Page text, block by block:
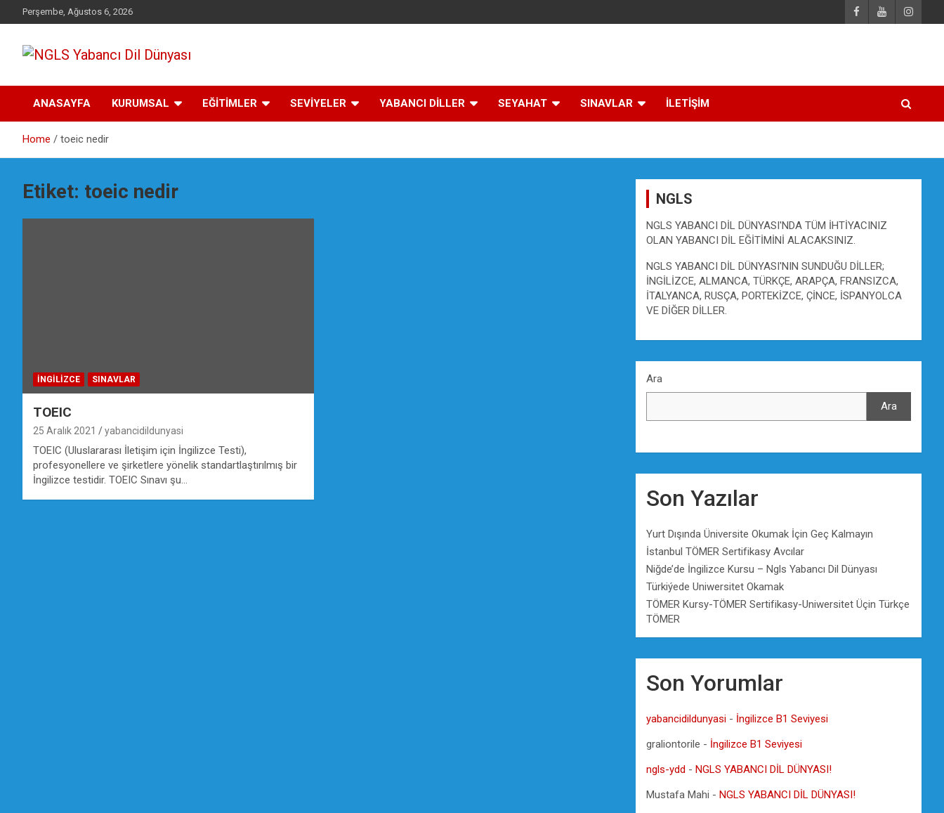
to
Perşembe, Ağustos 6, 2026
NGLS Yabancı Dil
Dünyası
ANASAYFA KURUMSAL EĞİTİMLER SEVİYELER YABANCI DİLLER SEYAHAT SINAVLAR İLETİŞİM
Home toeic nedir
Etiket: toeic nedir
İNGILIZCE SINAVLAR
TOEIC
25 Aralık 2021 yabancidildunyasi
TOEIC (Uluslararası İletişim için İngilizce Testi),
profesyonellere ve şirketlere yönelik standartlaştırılmış bir
İngilizce testidir. TOEIC Sınavı şu…
NGLS
NGLS YABANCI DİL DÜNYASI'NDA TÜM İHTİYACINIZ
OLAN YABANCI DİL EĞİTİMİNİ ALACAKSINIZ.
NGLS YABANCI DİL DÜNYASI'NIN SUNDUĞU DİLLER;
İNGİLİZCE, ALMANCA, TÜRKÇE, ARAPÇA, FRANSIZCA,
İTALYANCA, RUSÇA, PORTEKİZCE, ÇİNCE, İSPANYOLCA
VE DİĞER DİLLER.
Ara
Ara
Son Yazılar
Yurt Dışında Üniversite Okumak İçin Geç Kalmayın
İstanbul TÖMER Sertifikasy Avcılar
Niğde’de İngilizce Kursu – Ngls Yabancı Dil Dünyası
Türkiýede Uniwersitet Okamak
TÖMER Kursy-TÖMER Sertifikasy-Uniwersitet Üçin Türkçe
TÖMER
Son Yorumlar
yabancidildunyasi - İngilizce B1 Seviyesi
graliontorile - İngilizce B1 Seviyesi
ngls-ydd -NGLS YABANCI DİL DÜNYASI!
Mustafa Mahi -NGLS YABANCI DİL DÜNYASI!